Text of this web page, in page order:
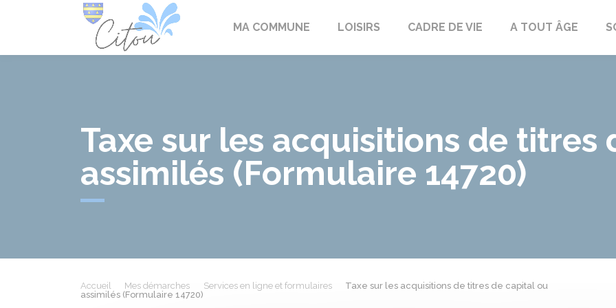
MA COMMUNE LOISIRS CADRE DE VIE A TOUT ÂGE
Taxe sur les acquisitions de titres
assimilés (Formulaire 14720)
Accueil Mes démarches Services en ligne et formulaires
Taxe sur les acquisitions de titres de capital ou
assimilés (Formulaire 14720)